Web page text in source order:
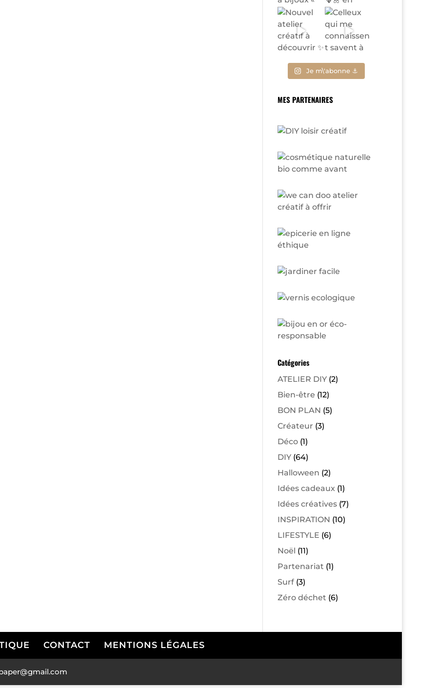
Je m\'abonne ⚓
MES PARTENAIRES
Catégories
ATELIER DIY(2)
Bien-être (12)
BON PLAN (5)
Créateur (3)
Déco(1)
DIY(64)
Halloween (2)
Idées cadeaux (1)
Idées créatives(7)
INSPIRATION (10)
LIFESTYLE (6)
Noël (11)
Partenariat (1)
Surf(3)
Zéro déchet (6)
CONTACT MENTIONS LÉGALES